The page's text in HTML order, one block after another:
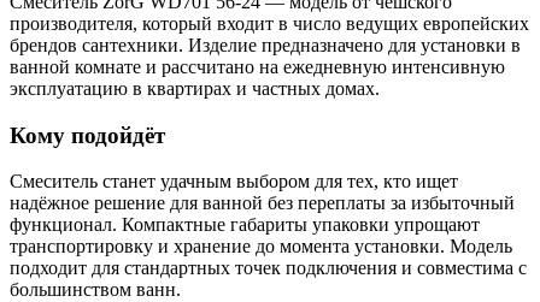
производителя, который входит в число ведущих европейских
брендов сантехники. Изделие предназначено для установки в
ванной комнате и рассчитано на ежедневную интенсивную
эксплуатацию в квартирах и частных домах.
Кому подойдёт
Смеситель станет удачным выбором для тех, кто ищет
надёжное решение для ванной без переплаты за избыточный
функционал. Компактные габариты упаковки упрощают
транспортировку и хранение до момента установки. Модель
подходит для стандартных точек подключения и совместима с
большинством ванн.